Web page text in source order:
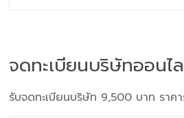
จดทะเบียนบริษัทออนไ
รับจดทะเบียนบริษัท 9,500 บาท ราค